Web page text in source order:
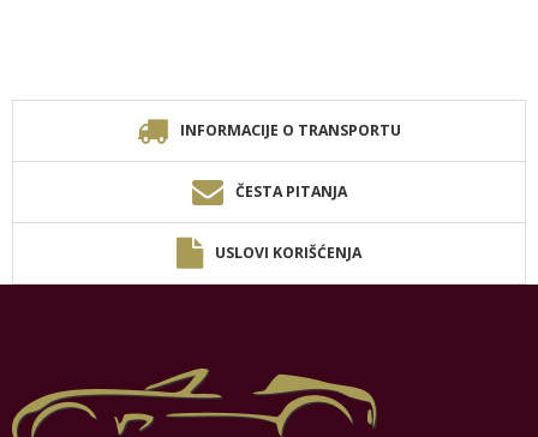
INFORMACIJE O TRANSPORTU
ČESTA PITANJA
USLOVI KORIŠĆENJA